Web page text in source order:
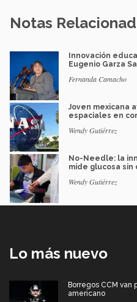
Notas
Innovación
Eugenio Garza
Fernanda Camacho
Joven mexicana
espaciales en
Wendy Gutiérrez
No-Needle: la
mide glucosa sin
Wendy Gutiérrez
Lo más nuevo
Borregos CCM
americano